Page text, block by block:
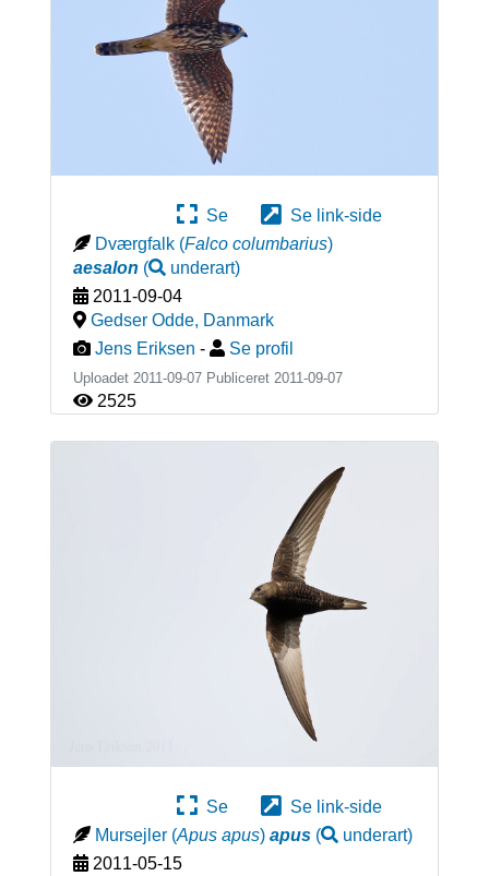
Se
Se link-side
Dværgfalk (Falco columbarius)
aesalon ( underart)
2011-09-04
Gedser Odde, Danmark
Jens Eriksen - Se profil
Uploadet 2011-09-07 Publiceret 2011-09-07
2525
Se
Se link-side
Mursejler (Apus apus) apus( underart)
2011-05-15